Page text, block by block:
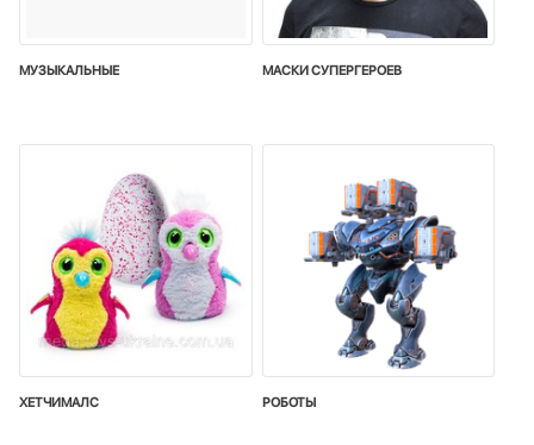
МУЗЫКАЛЬНЫЕ МАСКИ СУПЕРГЕРОЕВ
ХЕТЧИМАЛС РОБОТЫ